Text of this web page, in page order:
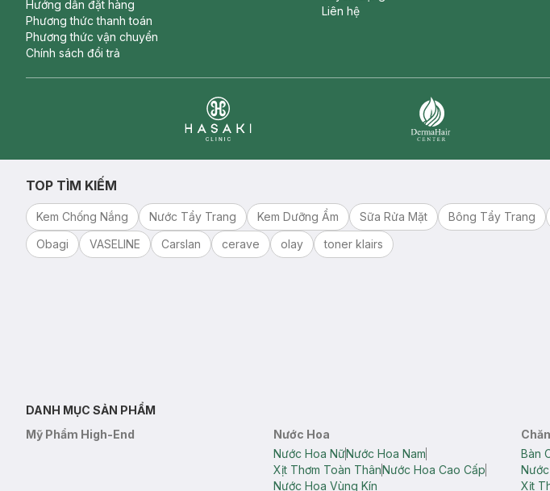
Hướng dẫn đặt hàng
Phương thức thanh toán
Phương thức vận chuyển
Chính sách đổi trả
Liên hệ
TOP TÌM KIẾM
Kem Chống Nắng Nước Tẩy Trang Kem Dưỡng Ẩm Sữa Rửa Mặt Bông Tẩy Trang
Obagi
VASELINE Carslan cerave olay toner klairs
DANH MỤC SẢN PHẨM
Mỹ Phẩm High-End
Nước Hoa
Nước Hoa NữNước Hoa Nam
Xịt Thơm Toàn ThânNước Hoa Cao Cấp
Nước Hoa Vùng Kín
Bàn
Xịt